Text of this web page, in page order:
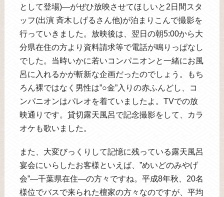
として登場)―がぜひ放映させてほしいと2日間スタ
ッフ(出演 斉木しげるさん他)が泊まりこんで撮影を
行っていきました。放映後は、翌日の朝5:00から大
分県在住の方より資料請求等で電話が鳴りっぱなし
でした。当時いかに若いコンパニオンと一緒にお風
呂に入れるかが斬新な企画だったのでしょう。もち
ろん裸ではなく男性は”○金”入りの赤ふんどし、コ
ンパニオンはパレオを着ていましたよ。TVでの放
映通りです。貸切露天風呂で記念撮影をして、カラ
オケも歌いました。
また、大変びっくりして記憶に残っている露天風呂
宴会にいらしたお客様といえば、”めいどのみやげ
会”―千葉県在住―の方々ですね。平成8年秋、20名
様位でバスで来られた檀家の方々なのですが、平均